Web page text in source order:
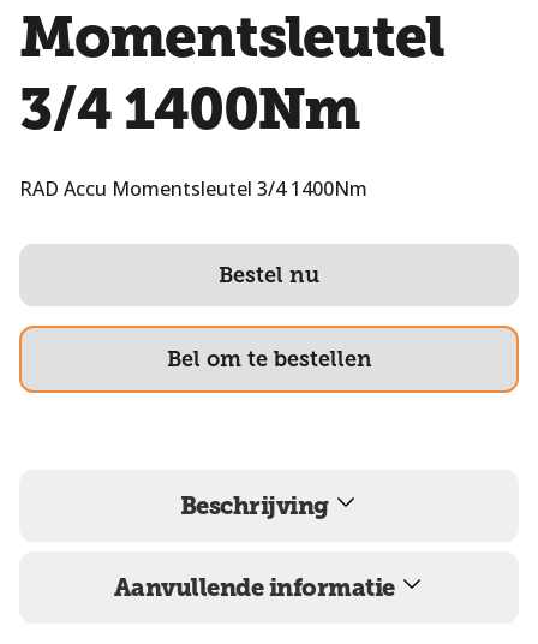
Momentsleutel
3/4 1400Nm
RAD Accu Momentsleutel 3/4 1400Nm
Bestel nu
Bel om te bestellen
Beschrijving
Aanvullende informatie